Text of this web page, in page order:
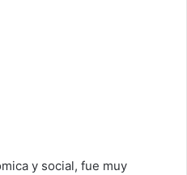
y social, fue muy